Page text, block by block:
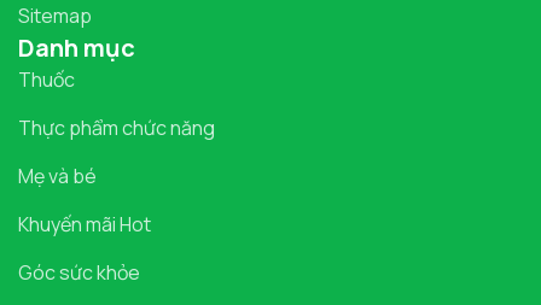
Sitemap
Danh mục
Thuốc
Thực phẩm chức năng
Mẹ và bé
Khuyến mãi Hot
Góc sức khỏe